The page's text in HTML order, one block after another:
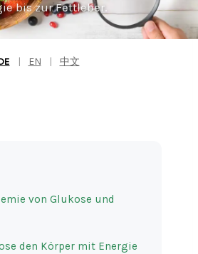
bis zur Fettleber.
| EN | 中文
von Glukose und
den Körper mit Energie